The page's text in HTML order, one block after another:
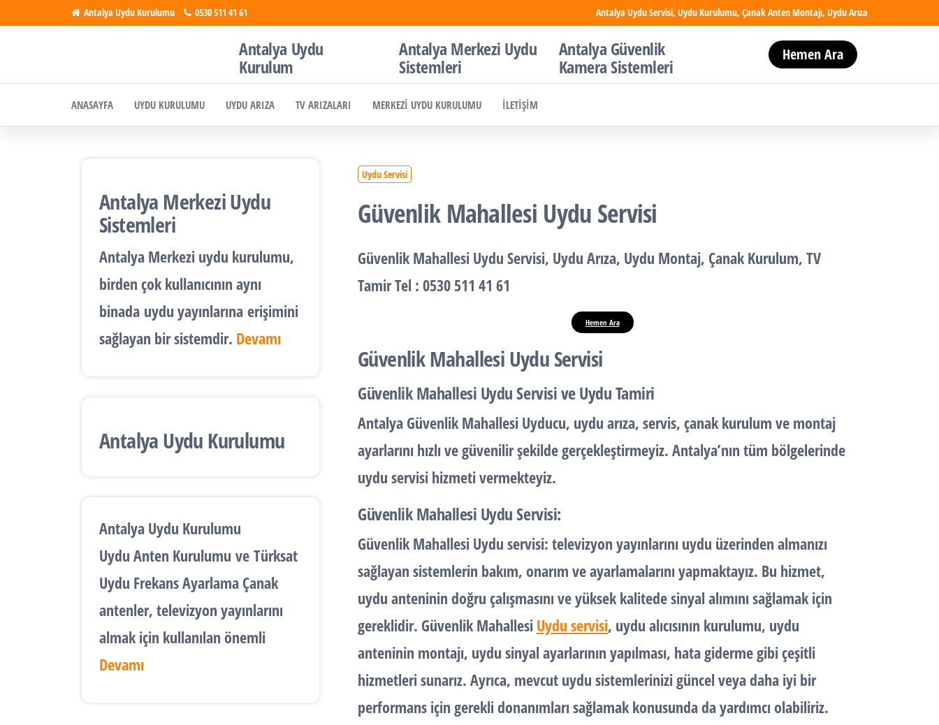
Antalya Uydu Kurulumu 0530 511 41 61 Antalya Uydu Servisi, Uydu Kurulumu, Çanak Anten Montajı, Uydu Arıza
Uydu
Kurulumu
Kurulumu
Antalya Uydu
Kurulum
Antalya Merkezi Uydu
Sistemleri
Antalya Güvenlik
Kamera Sistemleri
Hemen Ara
ANASAYFA UYDU KURULUMU UYDU ARIZA TV ARIZALARI MERKEZI UYDU KURULUMU İLETIŞIM
Uydu Servisi
Güvenlik Mahallesi Uydu Servisi
Güvenlik Mahallesi Uydu Servisi, Uydu Arıza, Uydu Montaj, Çanak Kurulum, TV
TamirTel : 0530 511 41 61
Hemen Ara
Güvenlik Mahallesi Uydu Servisi
Güvenlik Mahallesi Uydu Servisi ve Uydu Tamiri
Antalya Güvenlik Mahallesi Uyducu, uydu arıza, servis, çanak kurulum ve montaj
ayarlarını hızlı ve güvenilir şekilde gerçekleştirmeyiz. Antalya’nın tüm bölgelerinde
uydu servisi hizmeti vermekteyiz.
Güvenlik Mahallesi Uydu Servisi:
Güvenlik Mahallesi Uydu servisi: televizyon yayınlarını uydu üzerinden almanızı
sağlayan sistemlerin bakım, onarım ve ayarlamalarını yapmaktayız. Bu hizmet,
uydu anteninin doğru çalışmasını ve yüksek kalitede sinyal alımını sağlamak için
gereklidir. Güvenlik Mahallesi Uydu servisi, uydu alıcısının kurulumu, uydu
anteninin montajı, uydu sinyal ayarlarının yapılması, hata giderme gibi çeşitli
hizmetleri sunarız. Ayrıca, mevcut uydu sistemlerinizi güncel veya daha iyi bir
performans için gerekli donanımları sağlamak konusunda da yardımcı olabiliriz.
Antalya Merkezi Uydu
Sistemleri
Antalya Merkezi uydu kurulumu,
birden çok kullanıcının aynı
binada uydu yayınlarına erişimini
sağlayan bir sistemdir. Devamı
Antalya Uydu Kurulumu
Antalya Uydu Kurulumu
Uydu Anten Kurulumu ve Türksat
Uydu Frekans Ayarlama Çanak
antenler, televizyon yayınlarını
almak için kullanılan önemli
Devamı